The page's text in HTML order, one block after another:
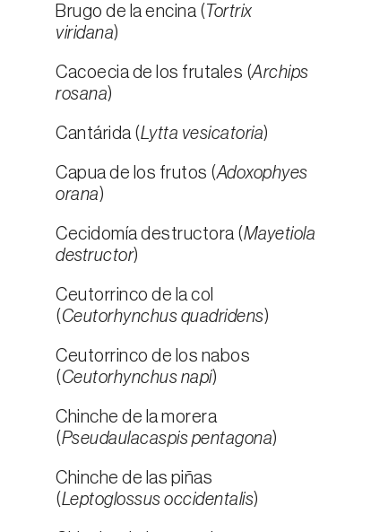
Brugo de la encina ( Tortrix
viridana)
Cacoecia de los frutales (Archips
rosana)
Cantárida (Lytta vesicatoria)
Capua de los frutos (Adoxophyes
orana)
Cecidomía destructora (Mayetiola
destructor)
Ceutorrinco de la col
(Ceutorhynchus quadridens)
Ceutorrinco de los nabos
(Ceutorhynchus napi)
Chinche de la morera
(Pseudaulacaspis pentagona)
Chinche de las piñas
(Leptoglossus occidentalis)